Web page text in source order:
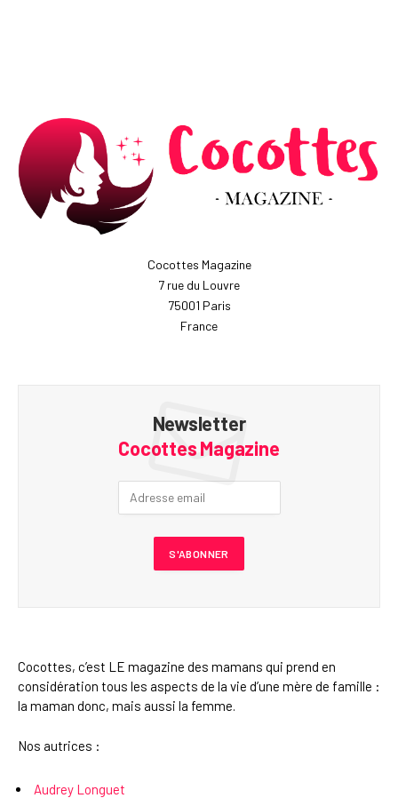
Cocottes Magazine
7 rue du Louvre
75001 Paris
France
Newsletter
Cocottes Magazine
Cocottes, c’est LE magazine des mamans qui prend en
considération tous les aspects de la vie d’une mère de famille :
la maman donc, mais aussi la femme.
Nos autrices :
Audrey Longuet